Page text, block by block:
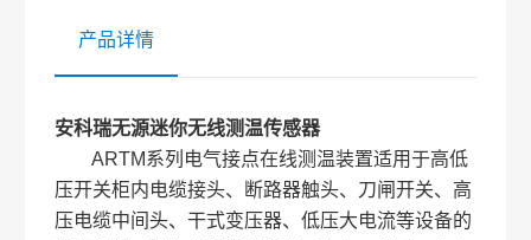
产品详情
安科瑞无源迷你无线测温传感器
ARTM系列电气接点在线测温装置适用于高低
压开关柜内电缆接头、断路器触头、刀闸开关、高
压电缆中间头、干式变压器、低压大电流等设备的